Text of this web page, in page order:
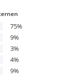
75%
9%
3%
4%
9%